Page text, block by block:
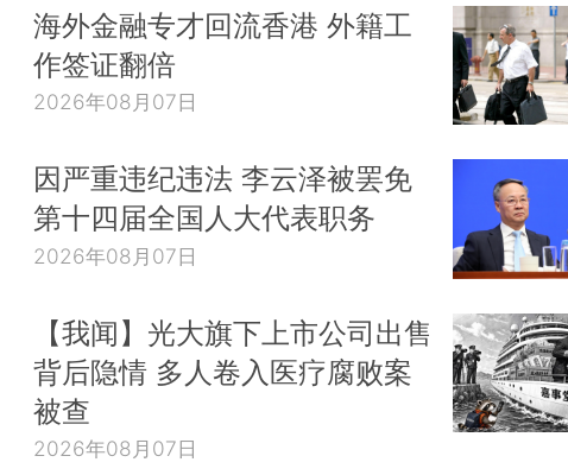
海外金融专才回流香港 外籍工
作签证翻倍
2026年08月07日
因严重违纪违法 李云泽被罢免
第十四届全国人大代表职务
2026年08月07日
【我闻】光大旗下上市公司出售
背后隐情 多人卷入医疗腐败案
被查
2026年08月07日